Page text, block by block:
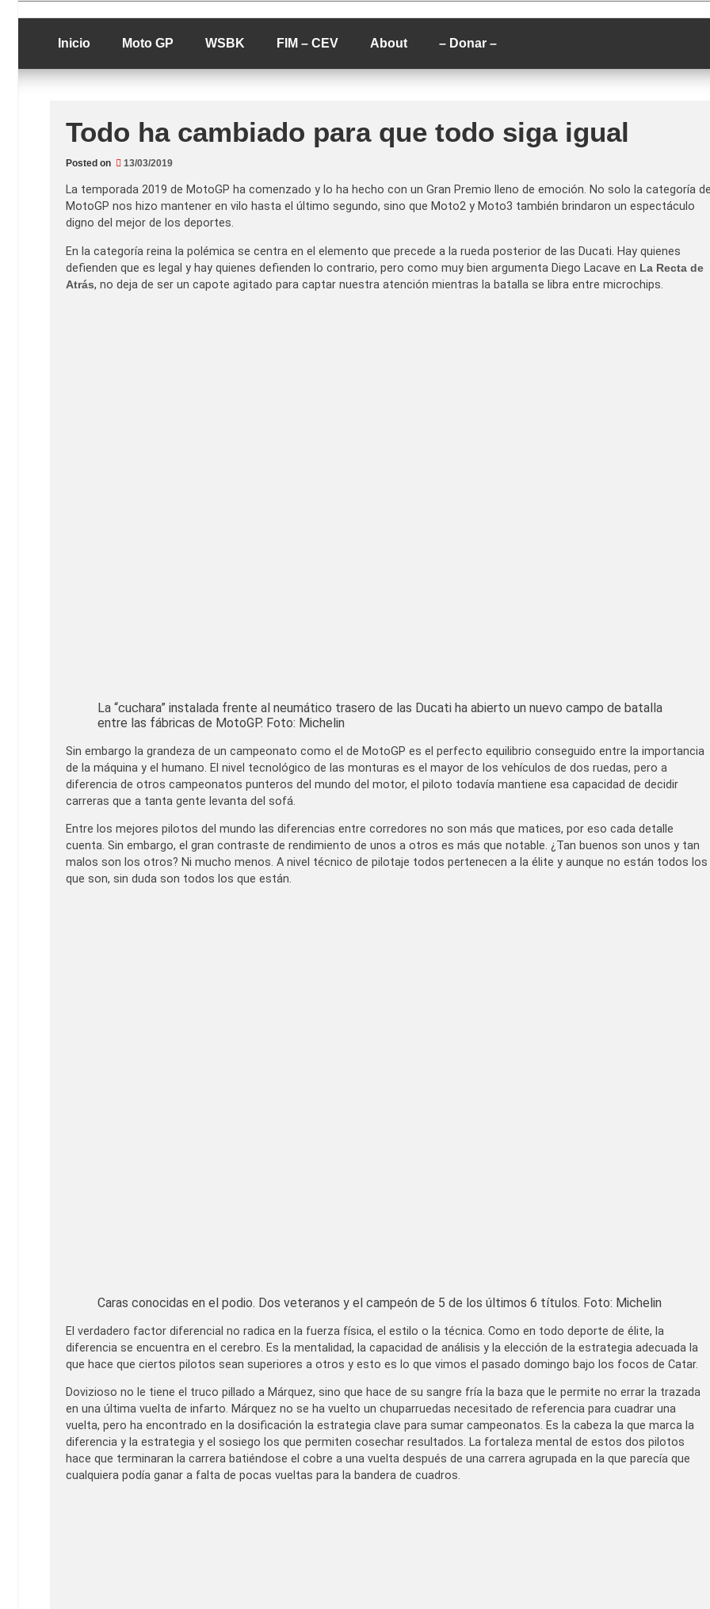
to
contentLucio Lopez GP
luciolopezgp
Inicio Moto GP WSBK FIM – CEV About – Donar –
Todo ha cambiado para que todo siga igual
Posted on 13/03/2019
La temporada 2019 de MotoGP ha comenzado y lo ha hecho con un Gran Premio lleno de emoción. No solo la categoría
MotoGP nos hizo mantener en vilo hasta el último segundo, sino que Moto2 y Moto3 también brindaron un espectáculo
digno del mejor de los deportes.
En la categoría reina la polémica se centra en el elemento que precede a la rueda posterior de las Ducati. Hay quienes
defienden que es legal y hay quienes defienden lo contrario, pero como muy bien argumenta Diego Lacave en La Recta de
Atrás, no deja de ser un capote agitado para captar nuestra atención mientras la batalla se libra entre microchips.
La “cuchara” instalada frente al neumático trasero de las Ducati ha abierto un nuevo campo de batalla
entre las fábricas de MotoGP. Foto: Michelin
Sin embargo la grandeza de un campeonato como el de MotoGP es el perfecto equilibrio conseguido entre la importancia
de la máquina y el humano. El nivel tecnológico de las monturas es el mayor de los vehículos de dos ruedas, pero a
diferencia de otros campeonatos punteros del mundo del motor, el piloto todavía mantiene esa capacidad de decidir
carreras que a tanta gente levanta del sofá.
Entre los mejores pilotos del mundo las diferencias entre corredores no son más que matices, por eso cada detalle
cuenta. Sin embargo, el gran contraste de rendimiento de unos a otros es más que notable. ¿Tan buenos son unos y tan
malos son los otros? Ni mucho menos. A nivel técnico de pilotaje todos pertenecen a la élite y aunque no están todos los
que son, sin duda son todos los que están.
Caras conocidas en el podio. Dos veteranos y el campeón de 5 de los últimos 6 títulos. Foto: Michelin
El verdadero factor diferencial no radica en la fuerza física, el estilo o la técnica. Como en todo deporte de élite, la
diferencia se encuentra en el cerebro. Es la mentalidad, la capacidad de análisis y la elección de la estrategia adecuada la
que hace que ciertos pilotos sean superiores a otros y esto es lo que vimos el pasado domingo bajo los focos de Catar.
Dovizioso no le tiene el truco pillado a Márquez, sino que hace de su sangre fría la baza que le permite no errar la trazada
en una última vuelta de infarto. Márquez no se ha vuelto un chuparruedas necesitado de referencia para cuadrar una
vuelta, pero ha encontrado en la dosificación la estrategia clave para sumar campeonatos. Es la cabeza la que marca la
diferencia y la estrategia y el sosiego los que permiten cosechar resultados. La fortaleza mental de estos dos pilotos
hace que terminaran la carrera batiéndose el cobre a una vuelta después de una carrera agrupada en la que parecía que
cualquiera podía ganar a falta de pocas vueltas para la bandera de cuadros.